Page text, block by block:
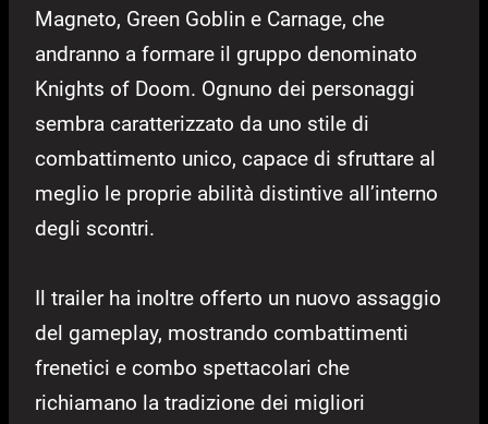
Magneto, Green Goblin e Carnage, che
andranno a formare il gruppo denominato
Knights of Doom. Ognuno dei personaggi
sembra caratterizzato da uno stile di
combattimento unico, capace di sfruttare al
meglio le proprie abilità distintive all’interno
degli scontri.
Il trailer ha inoltre offerto un nuovo assaggio
del gameplay, mostrando combattimenti
frenetici e combo spettacolari che
richiamano la tradizione dei migliori